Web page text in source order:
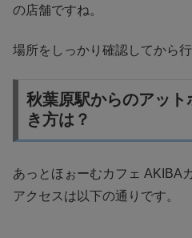
の店舗ですね。
場所をしっかり確認してから
秋葉原駅からのアッ
き方は？
あっとほぉーむカフェ AKIBA
アクセスは以下の通りです。